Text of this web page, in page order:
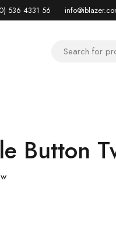
536 4331 56
Button